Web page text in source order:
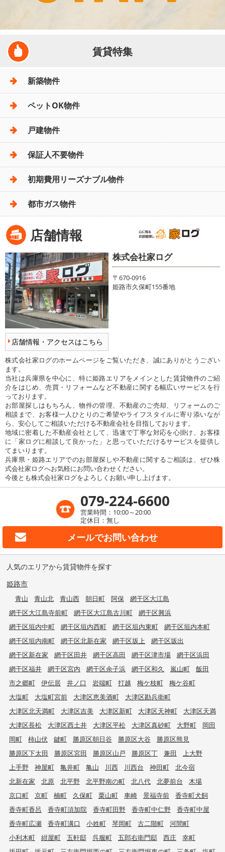
賃貸特集
新築物件
ペットOK物件
戸建物件
保証人不要物件
初期費用リーズナブル物件
都市ガス物件
店舗情報
店舗情報・アクセスはこちら
株式会社家ログ
〒670-0916
姫路市久保町155番地
株式会社家ログのホームページをご覧いただき、誠にありがとうござい
ます。
当社は兵庫県を中心に、特に姫路エリアをメインとした賃貸物件のご紹
介をはじめ、売買・リフォームなど不動産に関する幅広いサービスを行
っております。
お部屋探しはもちろん、物件の管理、不動産のご売却、リフォームのご
相談まで、お客様一人ひとりのご希望やライフスタイルに寄り添いなが
ら、安心してご相談いただける不動産会社を目指しております。
地域に密着した不動産会社として、迅速で丁寧な対応を心掛け、お客様
に「家ログに相談して良かった」と思っていただけるサービスを提供し
てまいります。
兵庫県・姫路エリアでのお部屋探しや不動産に関するご相談は、ぜひ株
式会社家ログへお気軽にお問い合わせください。
今後とも株式会社家ログをよろしくお願い申し上げます。
079-224-6600
営業時間：10:00～20:00
定休日：無し
メールでお問い合わせ
人気のエリアから賃貸物件を探す
姫路市
青山 青山北 青山西 朝日町 阿保
網干区大江島
網干区大江島寺前町
網干区大江島古川町
網干区興浜
網干区垣内中町
網干区垣内西町 網干区垣内東町
網干区垣内本町
網干区垣内南町
網干区北新在家 網干区坂上
網干区坂出
網干区新在家
網干区田井 網干区高田 網干区津市場
網干区浜田
網干区福井
網干区宮内 網干区余子浜 網干区和久 嵐山町
飯田
市之郷町
伊伝居 井ノ口 岩端町 打越 梅ケ枝町
梅ケ谷町
大塩町
大塩町宮前 大津区恵美酒町
大津区勘兵衛町
大津区北天満町
大津区吉美 大津区新町 大津区天神町
大津区天満
大津区長松
大津区西土井 大津区平松 大津区真砂町 大野町
岡田
岡町
柿山伏 鍵町 勝原区朝日谷 勝原区大谷
勝原区熊見
勝原区下太田
勝原区宮田 勝原区山戸 勝原区丁 兼田
上大野
上手野
神屋町 亀井町 亀山 川西 川西台 神田町
北今宿
北新在家
北原 北平野 北平野南の町 北八代 北夢前台
木場
京口町
京町 楠町 久保町 栗山町 車崎 景福寺前
香寺町犬飼
香寺町香呂
香寺町須加院 香寺町田野 香寺町中仁野
香寺町中屋
香寺町広瀬
香寺町溝口 小姓町 琴岡町 古二階町
河間町
小利木町
紺屋町 五軒邸 呉服町 五郎右衛門邸 西庄
幸町